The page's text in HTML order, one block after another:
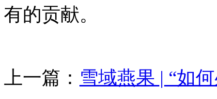
有的贡献。
上一篇： 雪域燕果 | “如